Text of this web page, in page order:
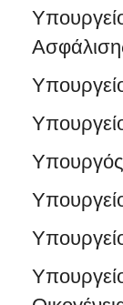
Υπουργός